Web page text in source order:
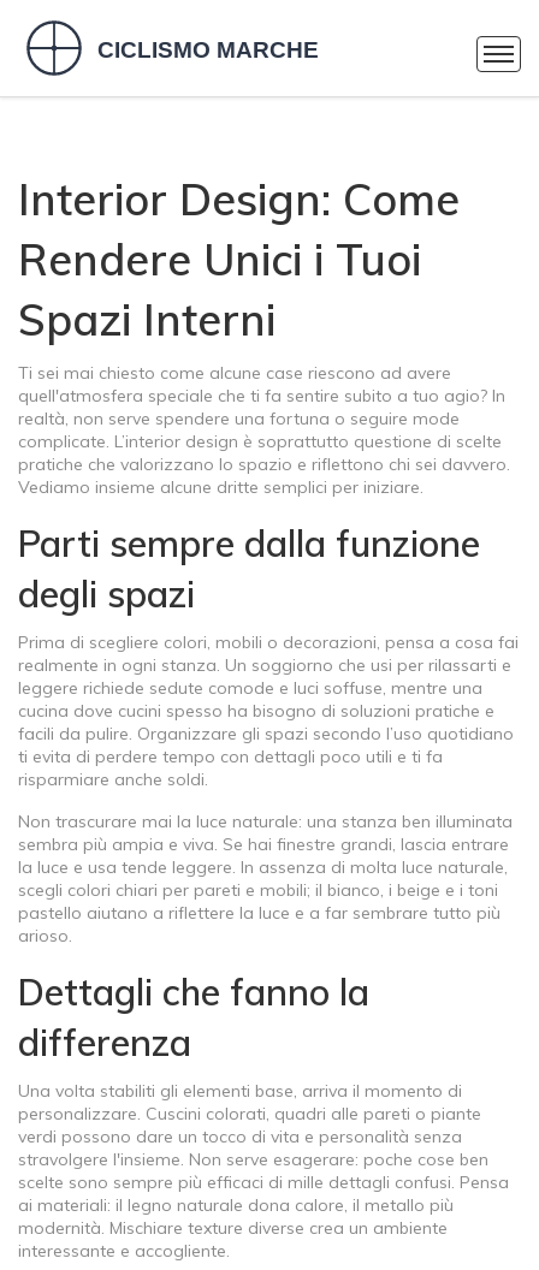
Interior Design: Come
Rendere Unici i Tuoi
Spazi Interni
Ti sei mai chiesto come alcune case riescono ad avere
quell'atmosfera speciale che ti fa sentire subito a tuo agio? In
realtà, non serve spendere una fortuna o seguire mode
complicate. L’interior design è soprattutto questione di scelte
pratiche che valorizzano lo spazio e riflettono chi sei davvero.
Vediamo insieme alcune dritte semplici per iniziare.
Parti sempre dalla funzione
degli spazi
Prima di scegliere colori, mobili o decorazioni, pensa a cosa fai
realmente in ogni stanza. Un soggiorno che usi per rilassarti e
leggere richiede sedute comode e luci soffuse, mentre una
cucina dove cucini spesso ha bisogno di soluzioni pratiche e
facili da pulire. Organizzare gli spazi secondo l’uso quotidiano
ti evita di perdere tempo con dettagli poco utili e ti fa
risparmiare anche soldi.
Non trascurare mai la luce naturale: una stanza ben illuminata
sembra più ampia e viva. Se hai finestre grandi, lascia entrare
la luce e usa tende leggere. In assenza di molta luce naturale,
scegli colori chiari per pareti e mobili; il bianco, i beige e i toni
pastello aiutano a riflettere la luce e a far sembrare tutto più
arioso.
Dettagli che fanno la
differenza
Una volta stabiliti gli elementi base, arriva il momento di
personalizzare. Cuscini colorati, quadri alle pareti o piante
verdi possono dare un tocco di vita e personalità senza
stravolgere l'insieme. Non serve esagerare: poche cose ben
scelte sono sempre più efficaci di mille dettagli confusi. Pensa
ai materiali: il legno naturale dona calore, il metallo più
modernità. Mischiare texture diverse crea un ambiente
interessante e accogliente.